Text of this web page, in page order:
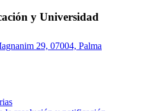
y Universidad
29, 07004, Palma